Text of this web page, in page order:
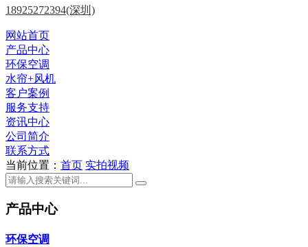
18925272394(深圳)
网站首页
产品中心
环保空调
水帘+风机
客户案例
服务支持
资讯中心
公司简介
联系方式
当前位置： 首页 实拍视频
产品中心
环保空调